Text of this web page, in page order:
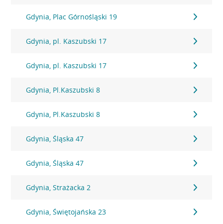
Gdynia, Plac Górnośląski 19
Gdynia, pl. Kaszubski 17
Gdynia, pl. Kaszubski 17
Gdynia, Pl.Kaszubski 8
Gdynia, Pl.Kaszubski 8
Gdynia, Śląska 47
Gdynia, Śląska 47
Gdynia, Strażacka 2
Gdynia, Świętojańska 23